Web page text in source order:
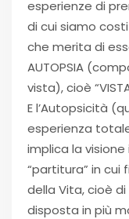
esperienze di
di cui siamo
che merita di
AUTOPSIA
vista), cioè “VISTA
E l’Autopsicità
esperienza
implica la
“partitura” in
della Vita, cioè
disposta in più